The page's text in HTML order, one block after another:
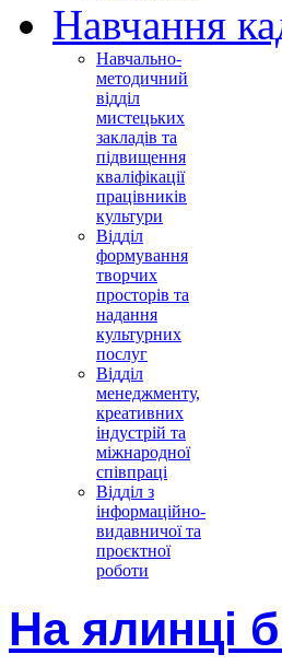
Навчання
Навчально-
методичний
відділ
мистецьких
закладів та
підвищення
кваліфікації
працівників
культури
Відділ
формування
творчих
просторів та
надання
культурних
послуг
Відділ
менеджменту,
креативних
індустрій та
міжнародної
співпраці
Відділ з
інформаційно-
видавничої та
проєктної
роботи
На ялинці